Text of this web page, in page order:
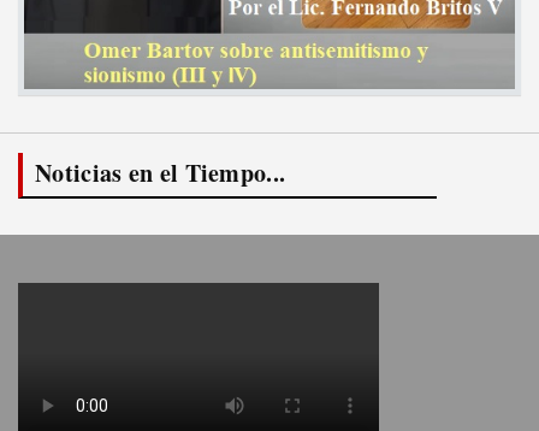
Noticias en el Tiempo...